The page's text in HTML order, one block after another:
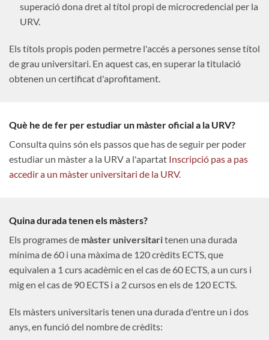
superació dona dret al títol propi de microcredencial per la
URV.
Els títols propis poden permetre l'accés a persones sense títol
de grau universitari. En aquest cas, en superar la titulació
obtenen un certificat d'aprofitament.
Què he de fer per estudiar un màster oficial a la URV?
Consulta quins són els passos que has de seguir per poder
estudiar un màster a la URV a l'apartat Inscripció pas a pas
accedir a un màster universitari de la URV.
Quina durada tenen els màsters?
Els programes de màster universitaritenen una durada
mínima de 60 i una màxima de 120 crèdits ECTS, que
equivalen a 1 curs acadèmic en el cas de 60 ECTS, a un curs i
mig en el cas de 90 ECTS i a 2 cursos en els de 120 ECTS.
Els màsters universitaris tenen una durada d'entre un i dos
anys, en funció del nombre de crèdits: